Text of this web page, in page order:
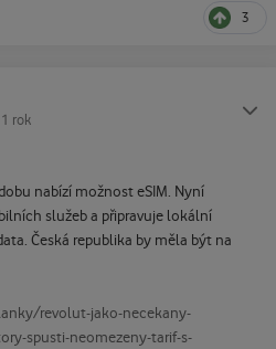
3
1 rok
nabízí možnost eSIM. Nyní
služeb a připravuje lokální
Česká republika by měla být na
revolut-jako-necekany-
spusti-neomezeny-tarif-s-